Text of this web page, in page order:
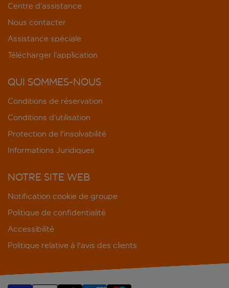
Centre d’assistance
Nous contacter
Assistance spéciale
Télécharger l’application
QUI SOMMES-NOUS
Conditions de réservation
Conditions d’utilisation
Protection de l'insolvabilité
Informations Juridiques
NOTRE SITE WEB
Notification cookie de groupe
Politique de confidentialité
Accessibilité
Politique relative à l'avis des clients